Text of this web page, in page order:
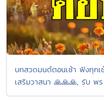
บทสวดมนต์ตอนเช้า ฟังทุก
เสริมวาสนา 🙏🙏🙏, รับ